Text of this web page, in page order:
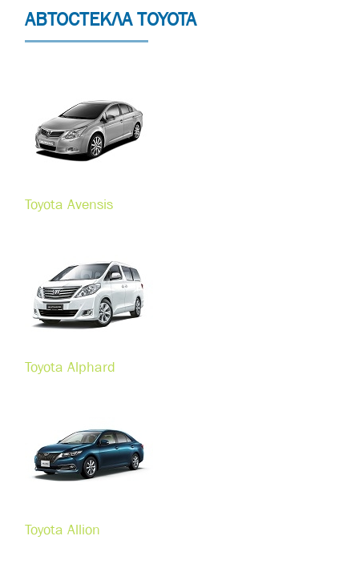
АВТОСТЕКЛА TOYOTA
Toyota Avensis
Toyota Alphard
Toyota Allion